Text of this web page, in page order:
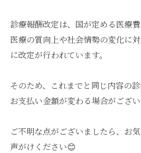
診療報酬改定は、国が定める医療費
医療の質向上や社会情勢の変化に
に改定が行われています。
そのため、これまでと同じ内容の診
お支払い金額が変わる場合がござい
ご不明な点がございましたら、お
声がけください😊